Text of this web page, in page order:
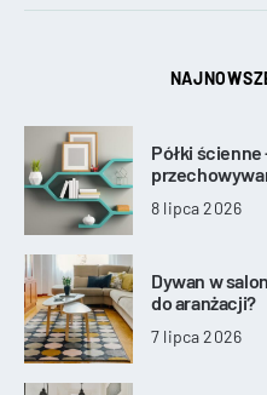
Półki ścienne
8 lipca 2026
Dywan w
do aranżacji?
7 lipca 2026